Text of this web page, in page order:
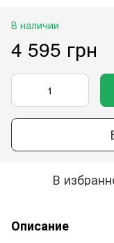
В наличии
4 595 грн
В
Описание